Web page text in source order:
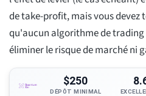
de take-profit, mais vous
qu'aucun algorithme de trading
éliminer le risque de marché ni
$250
DÉPÔT MINIMAL